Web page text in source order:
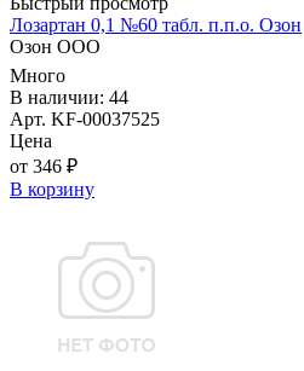
Лозартан 0,1 №60 табл. п.п.о. Озон
Озон ООО
Много
В наличии: 44
Арт. KF-00037525
Цена
от 346 ₽
В корзину